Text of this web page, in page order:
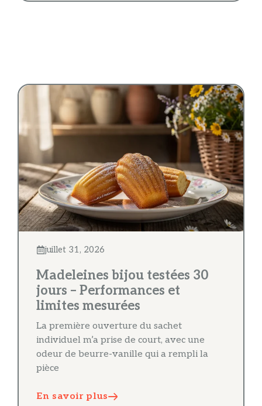
juillet 31, 2026
Madeleines bijou testées 30
jours – Performances et
limites mesurées
La première ouverture du sachet
individuel m’a prise de court, avec une
odeur de beurre-vanille qui a rempli la
pièce
En savoir plus